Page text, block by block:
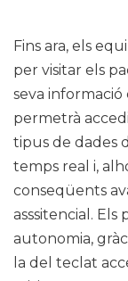
Fins ara, els
per visitar els
seva
permetrà
tipus de dades
temps real i,
conseqüents
asssitencial.
autonomia,
la del teclat